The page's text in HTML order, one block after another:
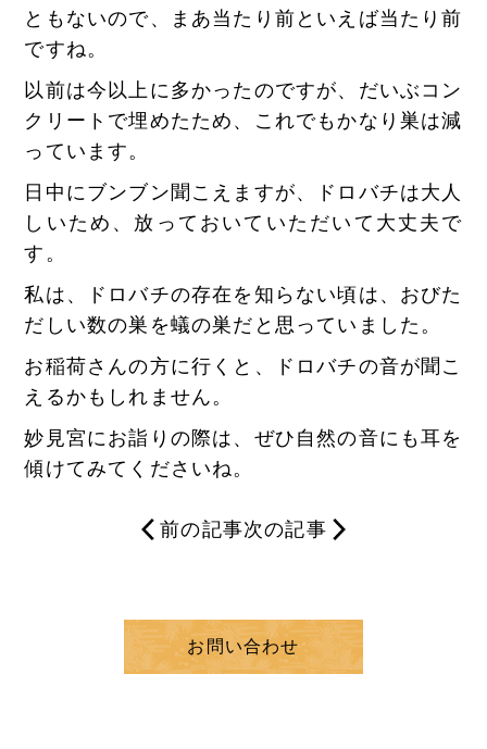
ともないので、まあ当たり前といえば当たり前
ですね。
以前は今以上に多かったのですが、だいぶコン
クリートで埋めたため、これでもかなり巣は減
っています。
日中にブンブン聞こえますが、ドロバチは大人
しいため、放っておいていただいて大丈夫で
す。
私は、ドロバチの存在を知らない頃は、おびた
だしい数の巣を蟻の巣だと思っていました。
お稲荷さんの方に行くと、ドロバチの音が聞こ
えるかもしれません。
妙見宮にお詣りの際は、ぜひ自然の音にも耳を
傾けてみてくださいね。
前の記事次の記事
お問い合わせ